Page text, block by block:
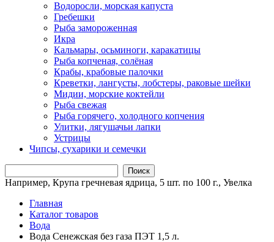
Водоросли, морская капуста
Гребешки
Рыба замороженная
Икра
Кальмары, осьминоги, каракатицы
Рыба копченая, солёная
Крабы, крабовые палочки
Креветки, лангусты, лобстеры, раковые шейки
Мидии, морские коктейли
Рыба свежая
Рыба горячего, холодного копчения
Улитки, лягушачьи лапки
Устрицы
Чипсы, сухарики и семечки
Поиск
Например, Крупа гречневая ядрица, 5 шт. по 100 г., Увелка
Главная
Каталог товаров
Вода
Вода Сенежская без газа ПЭТ 1,5 л.